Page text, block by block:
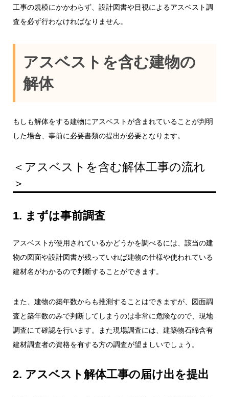
工事の規模にかかわらず、設計図書や目視によるアスベスト調
査を必ず行わなければなりません。
アスベストを含む建物の
解体
もしも解体をする建物にアスベストが含まれていることが判明
した場合、事前に必要書類の提出が必要となります。
＜アスベストを含む解体工事の流れ
＞
1. まずは事前調査
アスベストが使用されているかどうかを調べるには、該当の建
物の図面や設計図書が残っていれば建物の仕様や使われている
建材名がわかるので判断することができます。
また、建物の築年数からも推測することはできますが、図面調
査と築年数のみで判断してしまうのは非常に危険なので、現地
調査にて確認を行います。また現場調査には、建築物石綿含有
建材調査者の資格を有する方の調査が望ましいでしょう。
2. アスベスト解体工事の届け出を提出